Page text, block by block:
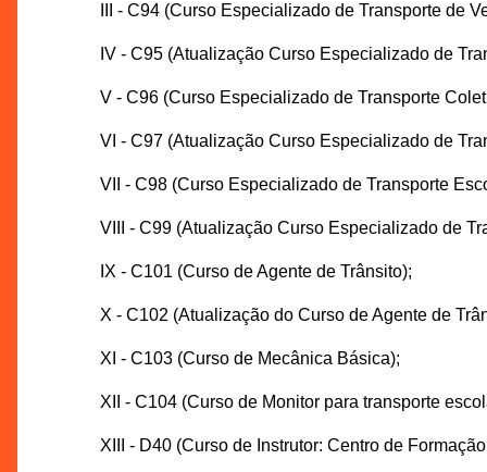
III - C94 (Curso Especializado de Transporte de
IV - C95 (Atualização Curso Especializado de
V - C96 (Curso Especializado de Transporte
VI - C97 (Atualização Curso Especializado de
VII - C98 (Curso Especializado de Transporte
VIII - C99 (Atualização Curso Especializado de
IX - C101 (Curso de Agente de Trânsito);
X - C102 (Atualização do Curso de Agente de
XI - C103 (Curso de Mecânica Básica);
XII - C104 (Curso de Monitor para transporte
XIII - D40 (Curso de Instrutor: Centro de